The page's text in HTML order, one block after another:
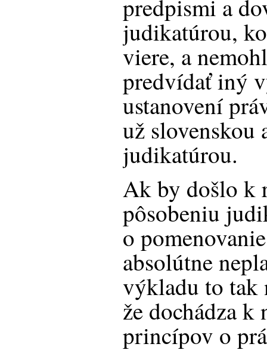
predpismi a
judikatúrou,
viere, a
predvídať iný
ustanovení
už slovenskou
judikatúrou.
Ak by došlo k
pôsobeniu
o
absolútne
výkladu to tak
že dochádza k
princípov o